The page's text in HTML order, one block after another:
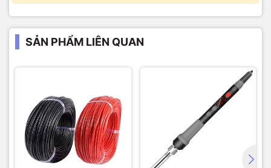
SẢN PHẨM LIÊN QUAN